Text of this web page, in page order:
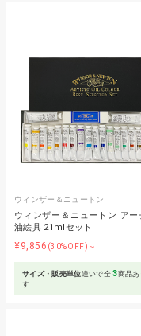
ウィンザー＆ニュートン
ウィンザー＆ニュートン アー
油絵具 21mlセット
¥9,856 (30%OFF)～
サイズ・販売単位違いで全3商品あ
す